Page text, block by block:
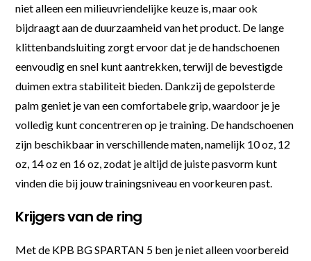
niet alleen een milieuvriendelijke keuze is, maar ook
bijdraagt aan de duurzaamheid van het product. De lange
klittenbandsluiting zorgt ervoor dat je de handschoenen
eenvoudig en snel kunt aantrekken, terwijl de bevestigde
duimen extra stabiliteit bieden. Dankzij de gepolsterde
palm geniet je van een comfortabele grip, waardoor je je
volledig kunt concentreren op je training. De handschoenen
zijn beschikbaar in verschillende maten, namelijk 10 oz, 12
oz, 14 oz en 16 oz, zodat je altijd de juiste pasvorm kunt
vinden die bij jouw trainingsniveau en voorkeuren past.
Krijgers van de ring
Met de KPB BG SPARTAN 5 ben je niet alleen voorbereid